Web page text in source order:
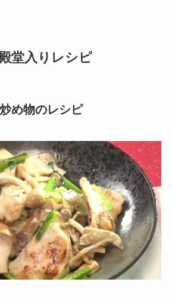
堂入りレシピ
め物のレシピ